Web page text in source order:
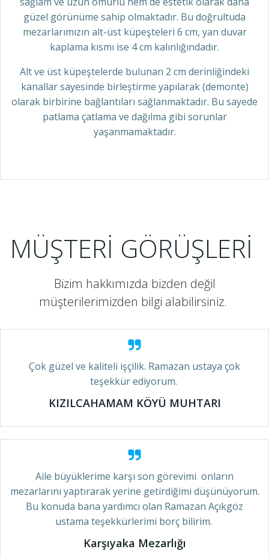
güzel görünüme sahip olmaktadır. Bu doğrultuda
mezarlarımızın alt-üst küpeşteleri 6 cm, yan duvar
kaplama kısmı ise 4 cm kalınlığındadır.
Alt ve üst küpeştelerde bulunan 2 cm derinliğindeki
kanallar sayesinde birleştirme yapılarak (demonte)
olarak birbirine bağlantıları sağlanmaktadır. Bu sayede
patlama çatlama ve dağılma gibi sorunlar
yaşanmamaktadır.
MÜŞTERİ GÖRÜŞLERİ
Bizim hakkımızda bizden değil
müşterilerimizden bilgi alabilirsiniz.
Çok güzel ve kaliteli işçilik. Ramazan ustaya çok
teşekkür ediyorum.
KIZILCAHAMAM KÖYÜ MUHTARI
Aile büyüklerime karşı son görevimi onların
mezarlarını yaptırarak yerine getirdiğimi düşünüyorum.
Bu konuda bana yardımcı olan Ramazan Açıkgöz
ustama teşekkürlerimi borç bilirim.
Karşıyaka Mezarlığı